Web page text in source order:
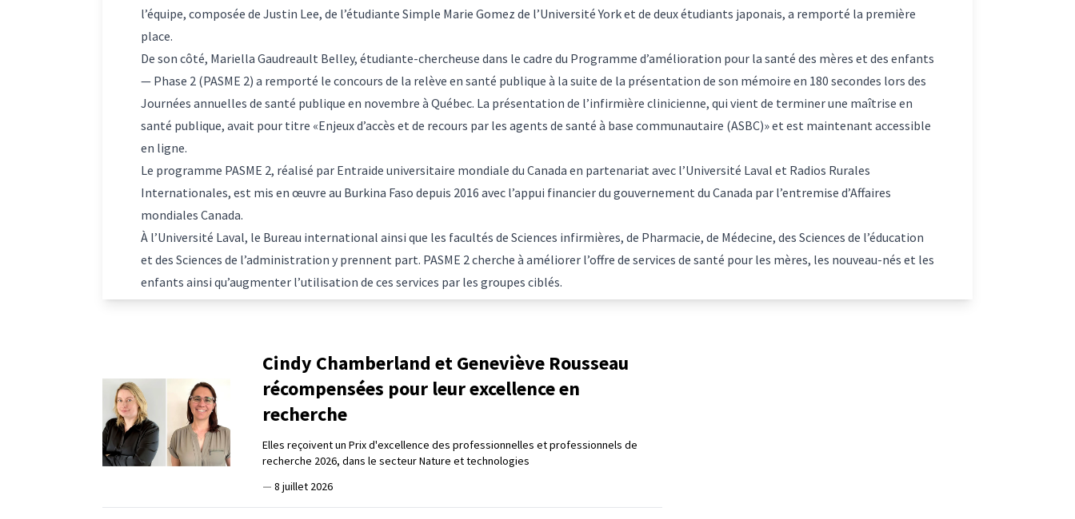
l’équipe, composée de Justin Lee, de l’étudiante Simple Marie Gomez de l’Université York et de deux étudiants japonais, a remporté la première
place.
De son côté, Mariella Gaudreault Belley, étudiante-chercheuse dans le cadre du Programme d’amélioration pour la santé des mères et des enfants
— Phase 2 (PASME 2) a remporté le concours de la relève en santé publique à la suite de la présentation de son mémoire en 180 secondes lors des
Journées annuelles de santé publique en novembre à Québec. La présentation de l’infirmière clinicienne, qui vient de terminer une maîtrise en
santé publique, avait pour titre «Enjeux d’accès et de recours par les agents de santé à base communautaire (ASBC)» et est maintenant accessible
en ligne.
Le programme PASME 2, réalisé par Entraide universitaire mondiale du Canada en partenariat avec l’Université Laval et Radios Rurales
Internationales, est mis en œuvre au Burkina Faso depuis 2016 avec l’appui financier du gouvernement du Canada par l’entremise d’Affaires
mondiales Canada.
À l’Université Laval, le Bureau international ainsi que les facultés de Sciences infirmières, de Pharmacie, de Médecine, des Sciences de l’éducation
et des Sciences de l’administration y prennent part. PASME 2 cherche à améliorer l’offre de services de santé pour les mères, les nouveau-nés et les
enfants ainsi qu’augmenter l’utilisation de ces services par les groupes ciblés.
Cindy Chamberland et Geneviève Rousseau
récompensées pour leur excellence en
recherche
Elles reçoivent un Prix d'excellence des professionnelles et professionnels de
recherche 2026, dans le secteur Nature et technologies
— 8 juillet 2026